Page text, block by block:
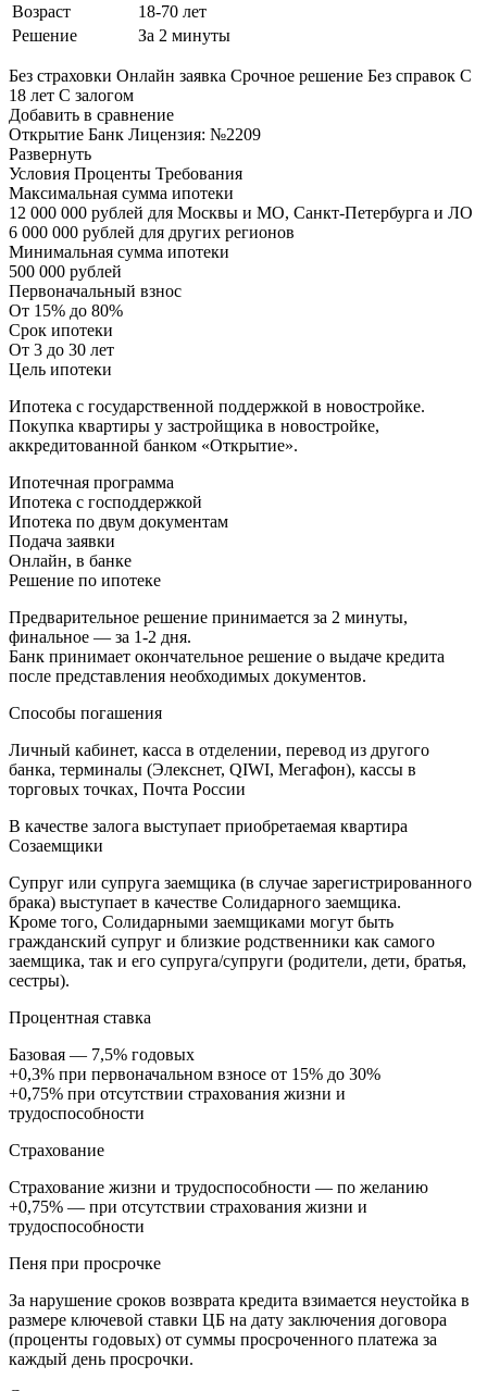
Возраст
18-70 лет
Решение
За 2 минуты
Без страховки Онлайн заявка Срочное решение Без справок С
18 лет С залогом
Добавить в сравнение
Открытие Банк Лицензия: №2209
Развернуть
Условия Проценты Требования
Максимальная сумма ипотеки
12 000 000 рублей для Москвы и МО, Санкт-Петербурга и ЛО
6 000 000 рублей для других регионов
Минимальная сумма ипотеки
500 000 рублей
Первоначальный взнос
От 15% до 80%
Срок ипотеки
От 3 до 30 лет
Цель ипотеки
Ипотека с государственной поддержкой в новостройке.
Покупка квартиры у застройщика в новостройке,
аккредитованной банком «Открытие».
Ипотечная программа
Ипотека с господдержкой
Ипотека по двум документам
Подача заявки
Онлайн, в банке
Решение по ипотеке
Предварительное решение принимается за 2 минуты,
финальное — за 1-2 дня.
Банк принимает окончательное решение о выдаче кредита
после представления необходимых документов.
Способы погашения
Личный кабинет, касса в отделении, перевод из другого
банка, терминалы (Элекснет, QIWI, Мегафон), кассы в
торговых точках, Почта России
В качестве залога выступает приобретаемая квартира
Созаемщики
Супруг или супруга заемщика (в случае зарегистрированного
брака) выступает в качестве Солидарного заемщика.
Кроме того, Солидарными заемщиками могут быть
гражданский супруг и близкие родственники как самого
заемщика, так и его супруга/супруги (родители, дети, братья,
сестры).
Процентная ставка
Базовая — 7,5% годовых
+0,3% при первоначальном взносе от 15% до 30%
+0,75% при отсутствии страхования жизни и
трудоспособности
Страхование
Страхование жизни и трудоспособности — по желанию
+0,75% — при отсутствии страхования жизни и
трудоспособности
Пеня при просрочке
За нарушение сроков возврата кредита взимается неустойка в
размере ключевой ставки ЦБ на дату заключения договора
(проценты годовых) от суммы просроченного платежа за
каждый день просрочки.